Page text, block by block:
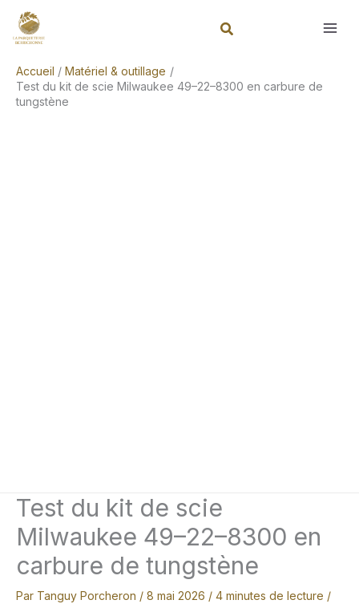
Accueil
Matériel & outillage
Test du kit de scie Milwaukee 49–22–8300 en carbure de
tungstène
Test du kit de scie
Milwaukee 49–22–8300 en
carbure de tungstène
Par Tanguy Porcheron / 8 mai 2026 / 4 minutes de lecture /
Rechercher